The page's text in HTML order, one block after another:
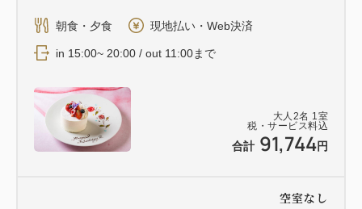
大人 2名 1 室
税・サービス料込
合計 91,744円
朝食・夕食 現地払い・Web決済
in 15:00~ 20:00 / out 11:00まで
空室なし